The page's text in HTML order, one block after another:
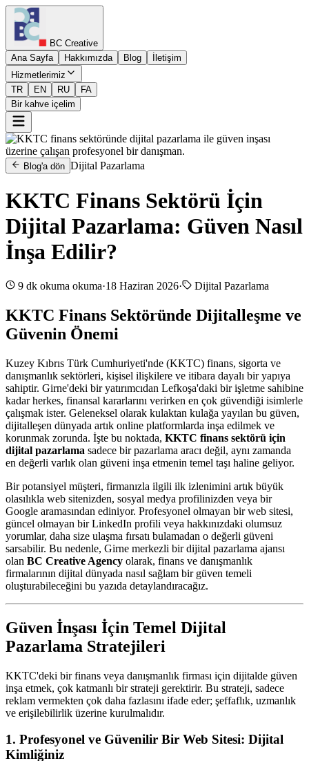
BC Creative
Ana Sayfa
Hakkımızda Blog
İletişim
Hizmetlerimiz
TR
EN RU
FA
Bir kahve içelim
Blog'a dön Dijital Pazarlama
KKTC Finans Sektörü İçin
Dijital Pazarlama: Güven Nasıl
İnşa Edilir?
9 dk okuma okuma·18 Haziran 2026· Dijital Pazarlama
KKTC Finans Sektöründe Dijitalleşme ve
Güvenin Önemi
Kuzey Kıbrıs Türk Cumhuriyeti'nde (KKTC) finans, sigorta ve
danışmanlık sektörleri, kişisel ilişkilere ve itibara dayalı bir yapıya
sahiptir. Girne'deki bir yatırımcıdan Lefkoşa'daki bir işletme sahibine
kadar herkes, finansal kararlarını verirken en çok güvendiği isimlerle
çalışmak ister. Geleneksel olarak kulaktan kulağa yayılan bu güven,
dijitalleşen dünyada artık online platformlarda inşa edilmek ve
korunmak zorunda. İşte bu noktada, KKTC finans sektörü için
dijital pazarlama sadece bir pazarlama aracı değil, aynı zamanda
en değerli varlık olan güveni inşa etmenin temel taşı haline geliyor.
Bir potansiyel müşteri, firmanızla ilgili ilk izlenimini artık büyük
olasılıkla web sitenizden, sosyal medya profilinizden veya bir
Google aramasından ediniyor. Profesyonel olmayan bir web sitesi,
güncel olmayan bir LinkedIn profili veya hakkınızdaki olumsuz
yorumlar, daha size ulaşma fırsatı bulamadan o değerli güveni
sarsabilir. Bu nedenle, Girne merkezli bir dijital pazarlama ajansı
olan BC Creative Agency olarak, finans ve danışmanlık
firmalarının dijital dünyada nasıl sağlam bir güven temeli
oluşturabileceğini bu yazıda detaylandıracağız.
Güven İnşası İçin Temel Dijital
Pazarlama Stratejileri
KKTC'deki bir finans veya danışmanlık firması için dijitalde güven
inşa etmek, çok katmanlı bir strateji gerektirir. Bu strateji, sadece
reklam vermekten çok daha fazlasını ifade eder; şeffaflık, uzmanlık
ve erişilebilirlik üzerine kurulmalıdır.
1. Profesyonel ve Güvenilir Bir Web Sitesi: Dijital
Kimliğiniz